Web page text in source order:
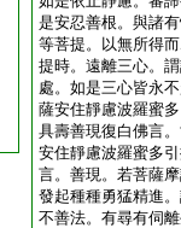
是安忍善根。與諸
等菩提。以無所得
提時。遠離三心。
處。如是三心皆永
薩安住靜慮波羅蜜
具壽善現復白佛言
安住靜慮波羅蜜多
言。善現。若菩薩
發起種種勇猛精進
不善法。有尋有伺